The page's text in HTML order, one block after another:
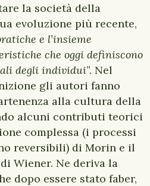
la società della
evoluzione più recente,
e l’insieme
che oggi definiscono
degli individui”. Nel
gli autori fanno
alla cultura della
alcuni contributi teorici
complessa (i processi
reversibili) di Morin e il
Wiener. Ne deriva la
dopo essere stato faber,